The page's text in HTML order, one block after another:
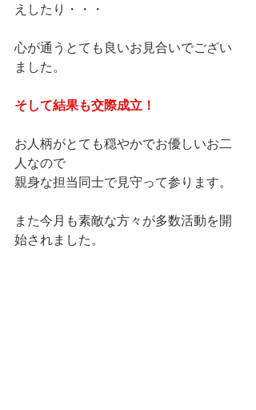
えしたり・・・
心が通うとても良いお見合いでござい
ました。
そして結果も交際成立！
お人柄がとても穏やかでお優しいお二
人なので
親身な担当同士で見守って参ります。
また今月も素敵な方々が多数活動を開
始されました。